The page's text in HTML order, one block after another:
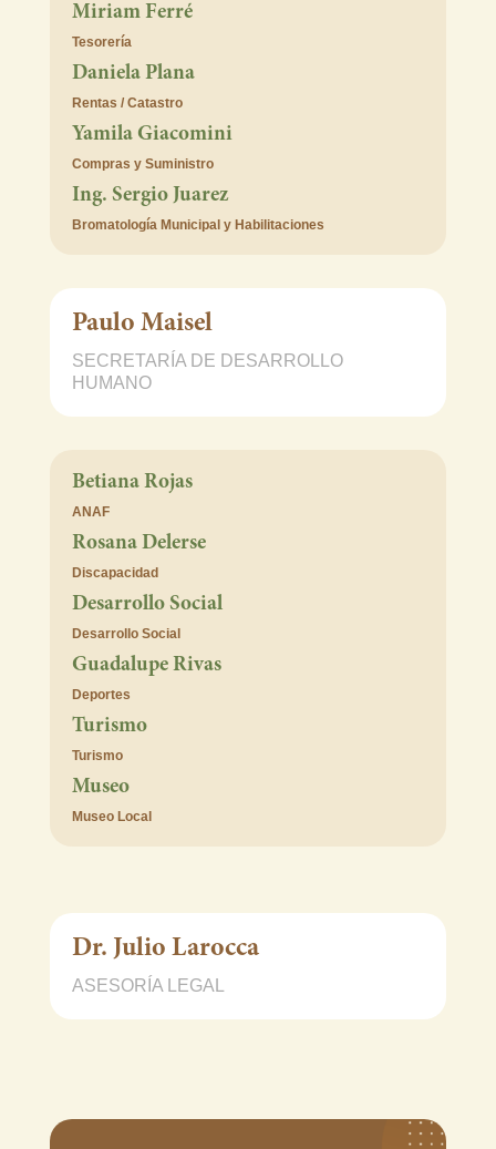
Miriam Ferré
Tesorería
Daniela Plana
Rentas / Catastro
Yamila Giacomini
Compras y Suministro
Ing. Sergio Juarez
Bromatología Municipal y Habilitaciones
Paulo Maisel
SECRETARÍA DE DESARROLLO
HUMANO
Betiana Rojas
ANAF
Rosana Delerse
Discapacidad
Desarrollo Social
Desarrollo Social
Guadalupe Rivas
Deportes
Turismo
Turismo
Museo
Museo Local
Dr. Julio Larocca
ASESORÍA LEGAL